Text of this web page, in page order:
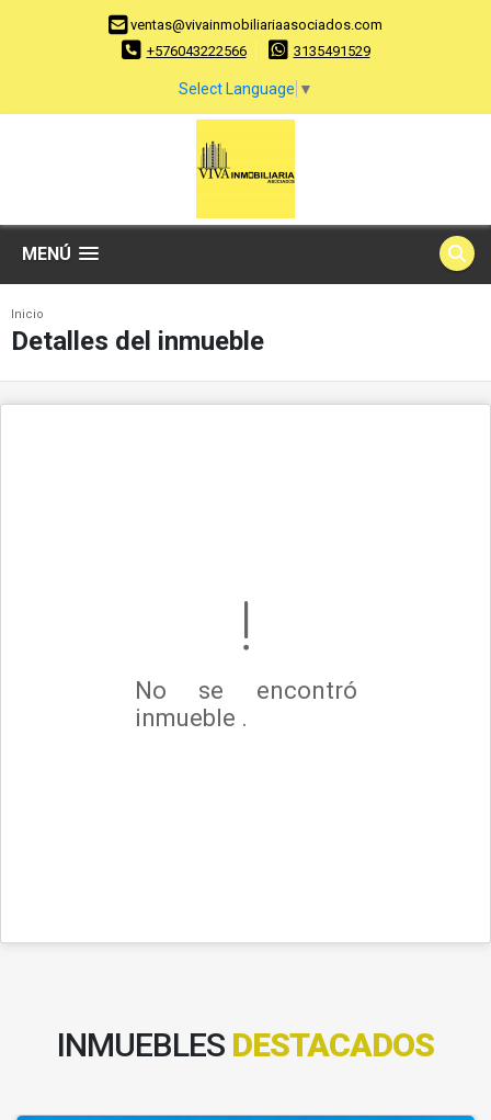
ventas@vivainmobiliariaasociados.com
+576043222566
3135491529
Select Language ▼
MENÚ
Inicio
Detalles del inmueble
No se encontró
inmueble .
INMUEBLES DESTACADOS